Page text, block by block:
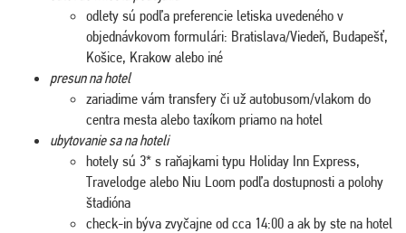
odlety sú podľa preferencie letiska uvedeného v
objednávkovom formulári: Bratislava/Viedeň, Budapešť,
Košice, Krakow alebo iné
presun na hotel
zariadime vám transfery či už autobusom/vlakom do
centra mesta alebo taxíkom priamo na hotel
ubytovanie sa na hoteli
hotely sú 3* s raňajkami typu Holiday Inn Express,
Travelodge alebo Niu Loom podľa dostupnosti a polohy
štadióna
check-in býva zvyčajne od cca 14:00 a ak by ste na hotel